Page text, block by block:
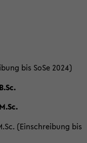
bis SoSe 2024)
(Einschreibung bis